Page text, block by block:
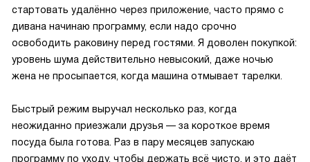
стартовать удалённо через приложение, часто прямо с
дивана начинаю программу, если надо срочно
освободить раковину перед гостями. Я доволен покупкой:
уровень шума действительно невысокий, даже ночью
жена не просыпается, когда машина отмывает тарелки.
Быстрый режим выручал несколько раз, когда
неожиданно приезжали друзья — за короткое время
посуда была готова. Раз в пару месяцев запускаю
программу по уходу, чтобы держать всё чисто, и это даёт